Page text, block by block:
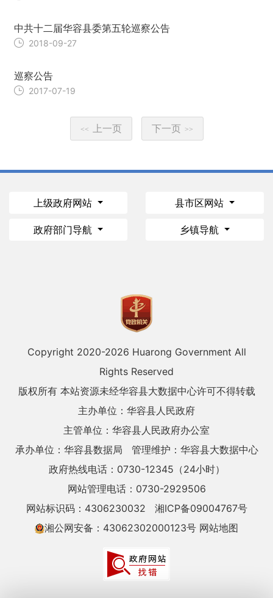
中共十二届华容县委第五轮巡察公告
2018-09-27
巡察公告
2017-07-19
<< 上一页 下一页 >>
上级政府网站 县市区网站
政府部门导航 乡镇导航
Copyright 2020-2026 Huarong Government All
Rights Reserved
版权所有 本站资源未经华容县大数据中心许可不得转载
主办单位：华容县人民政府
主管单位：华容县人民政府办公室
承办单位：华容县数据局
管理维护：华容县大数据中心
政府热线电话：0730-12345（24小时）
网站管理电话：0730-2929506
网站标识码：4306230032
湘ICP备09004767号
湘公网安备：43062302000123号 网站地图